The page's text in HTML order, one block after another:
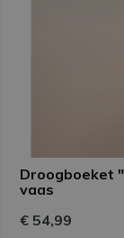
Droogboeket
vaas
€ 54,99